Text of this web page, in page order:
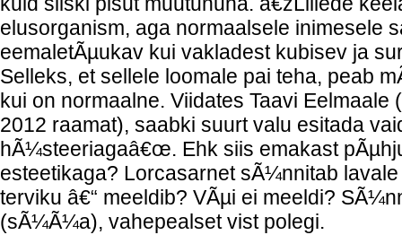
elusorganism, aga normaalsele inimesele
eemaletÃµukav kui vakladest kubisev ja
Selleks, et sellele loomale pai teha, peab
kui on normaalne. Viidates Taavi Eelmaale
2012 raamat), saabki suurt valu esitada
hÃ¼steeriagaâ€œ. Ehk siis emakast
esteetikaga? Lorcasarnet sÃ¼nnitab
terviku â€“ meeldib? VÃµi ei meeldi?
(sÃ¼Ã¼a), vahepealset vist polegi.